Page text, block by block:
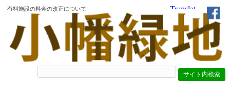
有料施設の料金の改正について